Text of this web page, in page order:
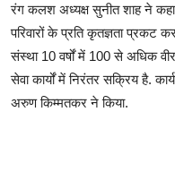
रंग कलश अध्यक्ष सुनीत शाह ने
परिवारों के प्रति कृतज्ञता प्रकट
संस्था 10 वर्षों में 100 से अधिक
सेवा कार्यों में निरंतर सक्रिय है.
अरुण किम्मतकर ने किया.